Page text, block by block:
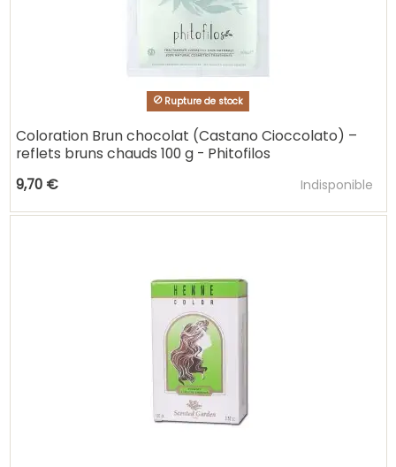
Rupture de stock
Coloration Brun chocolat (Castano Cioccolato) –
reflets bruns chauds 100 g - Phitofilos
9,70 €
Indisponible
Ajouter au